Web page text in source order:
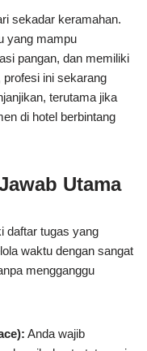
sekadar keramahan.
yang mampu
pangan, dan memiliki
ini sekarang
terutama jika
di hotel berbintang
Utama
daftar tugas yang
waktu dengan sangat
mengganggu
Anda wajib